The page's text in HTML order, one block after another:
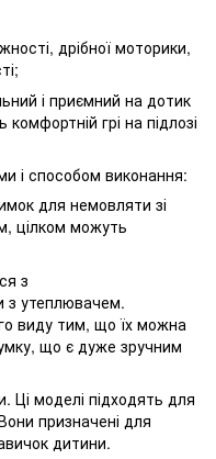
дрібної моторики,
і приємний на дотик
грі на підлозі
і способом виконання:
для немовляти зі
цілком можуть
з
з утеплювачем.
виду тим, що їх можна
що є дуже зручним
Ці моделі підходять для
призначені для
дитини.